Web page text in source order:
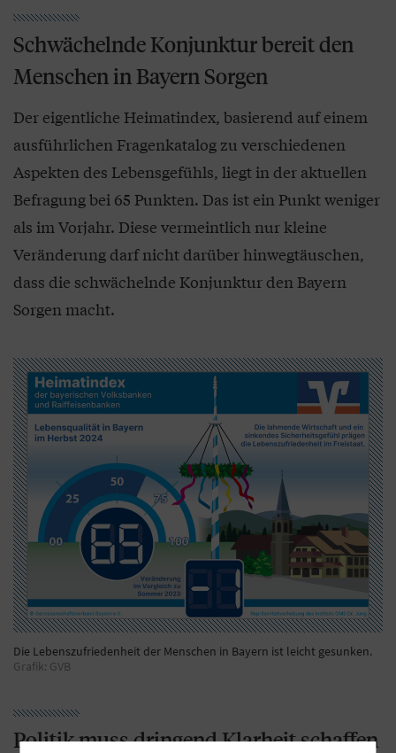
Schwächelnde Konjunktur bereit den
Menschen in Bayern Sorgen
Der eigentliche Heimatindex, basierend auf einem
ausführlichen Fragenkatalog zu verschiedenen
Aspekten des Lebensgefühls, liegt in der aktuellen
Befragung bei 65 Punkten. Das ist ein Punkt weniger
als im Vorjahr. Diese vermeintlich nur kleine
Veränderung darf nicht darüber hinwegtäuschen,
dass die schwächelnde Konjunktur den Bayern
Sorgen macht.
Die Lebenszufriedenheit der Menschen in Bayern ist leicht gesunken.
Grafik: GVB
Politik muss dringend Klarheit schaffen